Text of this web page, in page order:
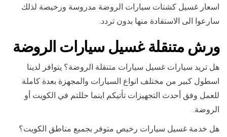
اسعار غسيل كشنات سيارات الروضة مدروسة ورخيصة لذلك
سارعوا الى الاستفادة منها بدون تردد.
ورش متنقلة غسيل سيارات الروضة
هل تريد سيارات غسيل سيارات متنقلة الروضة؟ يتوافر لدينا
اسطول كبير من مختلف انواع السيارات والمجهزة بعدة كاملة
للعمل وفق أحدث التجهيزات تأتيكم اينما حللتم في الكويت أو
الروضة.
هل خدمة غسيل سيارات رخيص متوفر بجميع مناطق الكويت؟